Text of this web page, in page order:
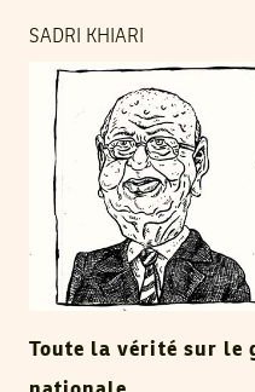
SADRI KHIARI
Toute la vérité sur le